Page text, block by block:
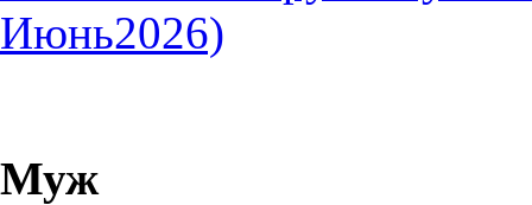
Июнь2026)
Муж